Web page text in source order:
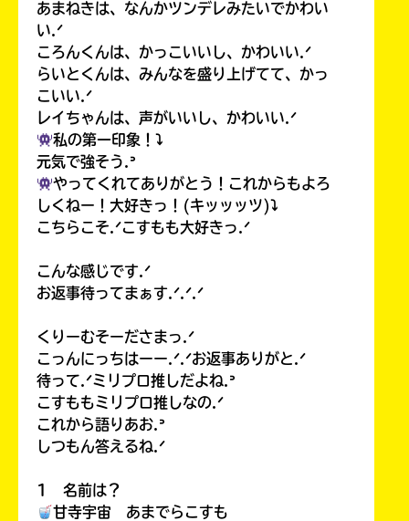
あまねきは、なんかツンデレみたいでかわい
い.ᐟ
ころんくんは、かっこいいし、かわいい.ᐟ
らいとくんは、みんなを盛り上げてて、かっ
こいい.ᐟ
レイちゃんは、声がいいし、かわいい.ᐟ
私の第一印象！⤵︎
元気で強そう.ᐣ
やってくれてありがとう！これからもよろ
しくねー！大好きっ！(キッッッツ)⤵︎
こちらこそ.ᐟこすもも大好きっ.ᐟ
こんな感じです.ᐟ
お返事待ってまぁす.ᐟ.ᐟ.ᐟ
くりーむそーださまっ.ᐟ
こっんにっちはーー.ᐟ.ᐟお返事ありがと.ᐟ
待って.ᐟミリプロ推しだよね.ᐣ
こすももミリプロ推しなの.ᐟ
これから語りあお.ᐣ
しつもん答えるね.ᐟ
1 名前は？
甘寺宇宙 あまでらこすも